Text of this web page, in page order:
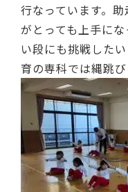
行なっています。
がとっても上手に
い段にも挑戦した
育の専科では縄跳